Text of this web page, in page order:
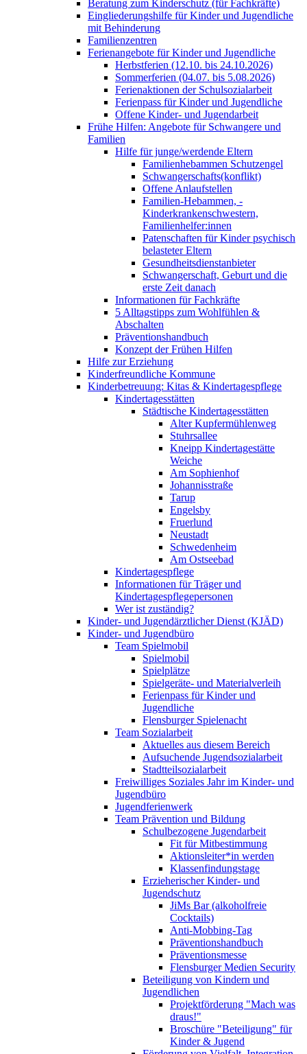
Beratung zum Kinderschutz (für Fachkräfte)
Eingliederungshilfe für Kinder und Jugendliche
mit Behinderung
Familienzentren
Ferienangebote für Kinder und Jugendliche
Herbstferien (12.10. bis 24.10.2026)
Sommerferien (04.07. bis 5.08.2026)
Ferienaktionen der Schulsozialarbeit
Ferienpass für Kinder und Jugendliche
Offene Kinder- und Jugendarbeit
Frühe Hilfen: Angebote für Schwangere und
Familien
Hilfe für junge/werdende Eltern
Familienhebammen Schutzengel
Schwangerschafts(konflikt)
Offene Anlaufstellen
Familien-Hebammen, -
Kinderkrankenschwestern,
Familienhelfer:innen
Patenschaften für Kinder psychisch
belasteter Eltern
Gesundheitsdienstanbieter
Schwangerschaft, Geburt und die
erste Zeit danach
Informationen für Fachkräfte
5 Alltagstipps zum Wohlfühlen &
Abschalten
Präventionshandbuch
Konzept der Frühen Hilfen
Hilfe zur Erziehung
Kinderfreundliche Kommune
Kinderbetreuung: Kitas & Kindertagespflege
Kindertagesstätten
Städtische Kindertagesstätten
Alter Kupfermühlenweg
Stuhrsallee
Kneipp Kindertagestätte
Weiche
Am Sophienhof
Johannisstraße
Tarup
Engelsby
Fruerlund
Neustadt
Schwedenheim
Am Ostseebad
Kindertagespflege
Informationen für Träger und
Kindertagespflegepersonen
Wer ist zuständig?
Kinder- und Jugendärztlicher Dienst (KJÄD)
Kinder- und Jugendbüro
Team Spielmobil
Spielmobil
Spielplätze
Spielgeräte- und Materialverleih
Ferienpass für Kinder und
Jugendliche
Flensburger Spielenacht
Team Sozialarbeit
Aktuelles aus diesem Bereich
Aufsuchende Jugendsozialarbeit
Stadtteilsozialarbeit
Freiwilliges Soziales Jahr im Kinder- und
Jugendbüro
Jugendferienwerk
Team Prävention und Bildung
Schulbezogene Jugendarbeit
Fit für Mitbestimmung
Aktionsleiter*in werden
Klassenfindungstage
Erzieherischer Kinder- und
Jugendschutz
JiMs Bar (alkoholfreie
Cocktails)
Anti-Mobbing-Tag
Präventionshandbuch
Präventionsmesse
Flensburger Medien Security
Beteiligung von Kindern und
Jugendlichen
Projektförderung "Mach was
draus!"
Broschüre "Beteiligung" für
Kinder & Jugend